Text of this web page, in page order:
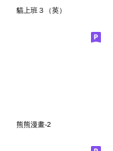
貓上班３（英）
熊熊漫畫-2